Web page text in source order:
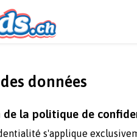
données
la politique de
s'applique